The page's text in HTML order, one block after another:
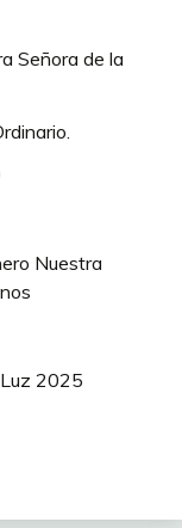
Señora de la
Nuestra
2025